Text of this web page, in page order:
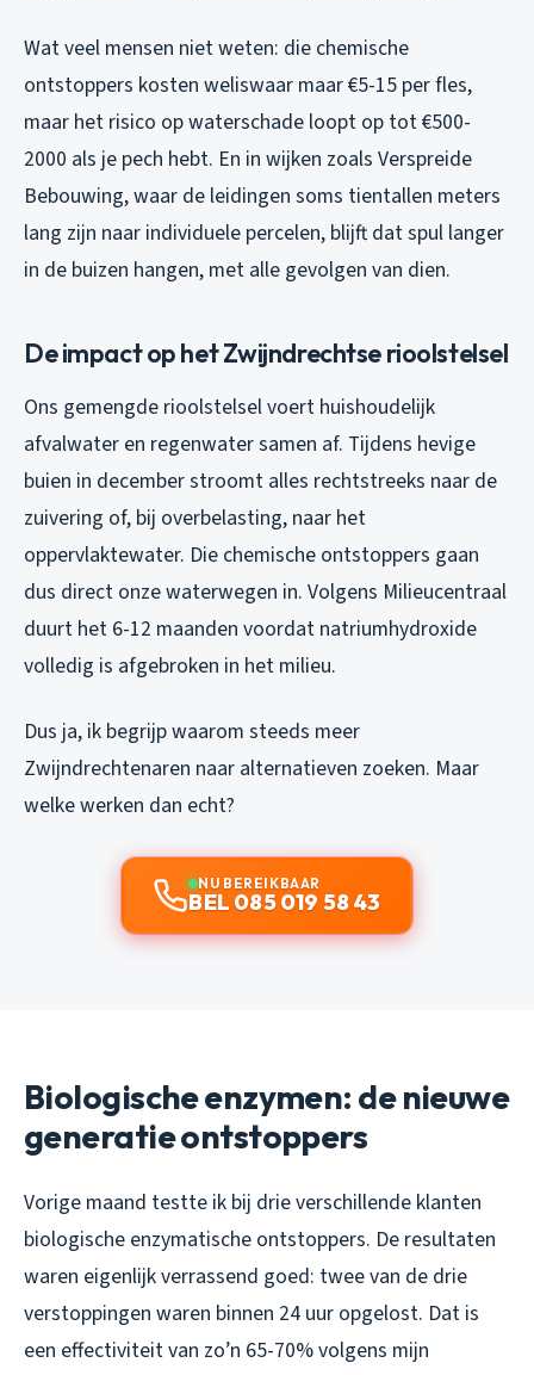
Wat veel mensen niet weten: die chemische
ontstoppers kosten weliswaar maar €5-15 per fles,
maar het risico op waterschade loopt op tot €500-
2000 als je pech hebt. En in wijken zoals Verspreide
Bebouwing, waar de leidingen soms tientallen meters
lang zijn naar individuele percelen, blijft dat spul langer
in de buizen hangen, met alle gevolgen van dien.
De impact op het Zwijndrechtse rioolstelsel
Ons gemengde rioolstelsel voert huishoudelijk
afvalwater en regenwater samen af. Tijdens hevige
buien in december stroomt alles rechtstreeks naar de
zuivering of, bij overbelasting, naar het
oppervlaktewater. Die chemische ontstoppers gaan
dus direct onze waterwegen in. Volgens Milieucentraal
duurt het 6-12 maanden voordat natriumhydroxide
volledig is afgebroken in het milieu.
Dus ja, ik begrijp waarom steeds meer
Zwijndrechtenaren naar alternatieven zoeken. Maar
welke werken dan echt?
NU BEREIKBAAR
BEL 085 019 58 43
Biologische enzymen: de nieuwe
generatie ontstoppers
Vorige maand testte ik bij drie verschillende klanten
biologische enzymatische ontstoppers. De resultaten
waren eigenlijk verrassend goed: twee van de drie
verstoppingen waren binnen 24 uur opgelost. Dat is
een effectiviteit van zo’n 65-70% volgens mijn